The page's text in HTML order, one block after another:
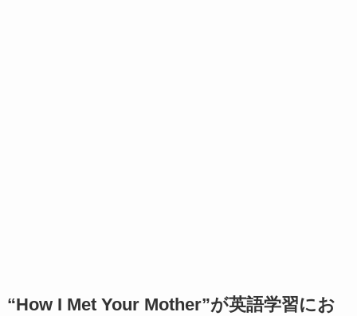
“How I Met Your Mother”が英語学習にお